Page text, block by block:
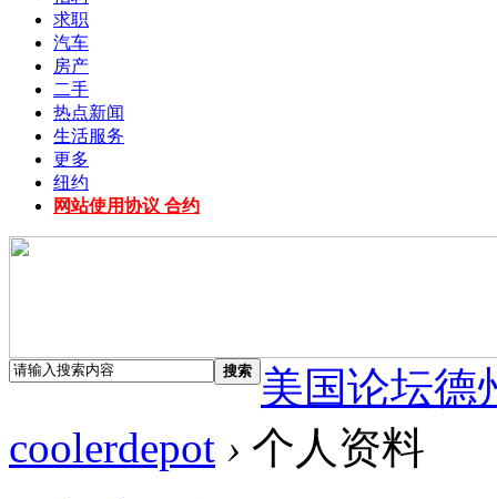
求职
汽车
房产
二手
热点新闻
生活服务
更多
纽约
网站使用协议 合约
搜索
美国论坛德
coolerdepot › 个人资料